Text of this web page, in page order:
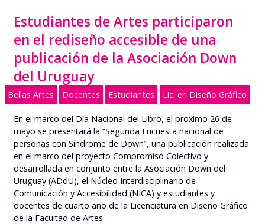
Estudiantes de Artes participaron
en el rediseño accesible de una
publicación de la Asociación Down
del Uruguay
Bellas Artes Docentes Estudiantes Lic. en Diseño Gráfico
En el marco del Día Nacional del Libro, el próximo 26 de
mayo se presentará la “Segunda Encuesta nacional de
personas con Síndrome de Down”, una publicación realizada
en el marco del proyecto Compromiso Colectivo y
desarrollada en conjunto entre la Asociación Down del
Uruguay (ADdU), el Núcleo Interdisciplinario de
Comunicación y Accesibilidad (NICA) y estudiantes y
docentes de cuarto año de la Licenciatura en Diseño Gráfico
de la Facultad de Artes.